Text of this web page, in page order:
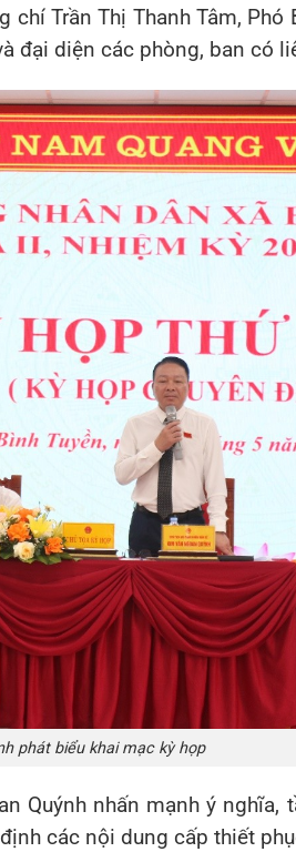
chíTrần Thị Thanh Tâm, Phó
đại diện các phòng, ban có
phát biểu khai mạc kỳ họp
Quýnhnhấn mạnh ý nghĩa,
các nội dung cấp thiết